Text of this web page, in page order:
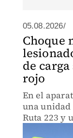
05.08.2026/
Choque
de
rojo
En el
una unidad
Ruta 223 y